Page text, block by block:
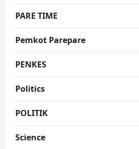
PARE TIME
Pemkot Parepare
PENKES
Politics
POLITIK
Science